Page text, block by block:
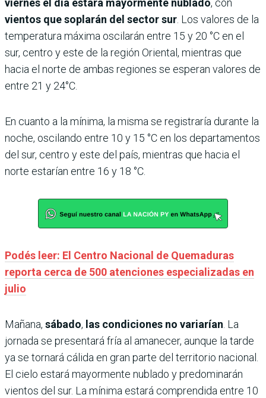
viernes el día estará mayormente nublado, con
vientos que soplarán del sector sur . Los valores de la
temperatura máxima oscilarán entre 15 y 20 °C en el
sur, centro y este de la región Oriental, mientras que
hacia el norte de ambas regiones se esperan valores de
entre 21 y 24°C.
En cuanto a la mínima, la misma se registraría durante la
noche, oscilando entre 10 y 15 °C en los departamentos
del sur, centro y este del país, mientras que hacia el
norte estarían entre 16 y 18 °C.
Podés leer: El Centro Nacional de Quemaduras
reporta cerca de 500 atenciones especializadas en
julio
Mañana, sábado, las condiciones no variarían . La
jornada se presentará fría al amanecer, aunque la tarde
ya se tornará cálida en gran parte del territorio nacional.
El cielo estará mayormente nublado y predominarán
vientos del sur. La mínima estará comprendida entre 10